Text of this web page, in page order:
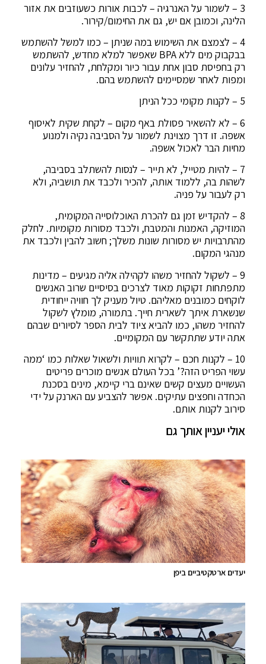
3 – לשמור על האנרגיה – לכבות אורות כשעוזבים את אזור
הלינה, וכמובן אם יש, גם את החימום/קירור.
4 – לצמצם את השימוש במה שניתן – כמו למשל להשתמש
בבקבוק מים ללא BPA שאפשר למלא מחדש, להשתמש
רק בחפיסת סבון אחת עבור כיור ומקלחת, להחזיר עלונים
ומפות לאחר שמסיימים להשתמש בהם.
5 – לקנות מקומי ככל הניתן
6 – לא להשאיר פסולת באף מקום – לקחת שקית לאיסוף
אשפה. זו דרך מצוינת לשמור על הסביבה נקיה ולמנוע
מחיות הבר לאכול אשפה.
7 – להיות מטייל, לא תייר – לנסות להשתלב בסביבה,
לשהות בה, ללמוד אותה, להכיר ולכבד את תושביה, ולא
רק לעבור על פניה.
8 – להקדיש זמן גם להכרת האוכלוסייה המקומית,
המוזיקה, האמנות והמטבח, ולכבד מסורות מקומיות. לחלק
מהתרבויות יש מסורות שונות משלך; חשוב להבין ולכבד את
מנהגי המקום.
9 – לשקול להחזיר משהו לקהילה אליה מגיעים – מדינות
מתפתחות זקוקות מאוד לצרכים בסיסיים שרוב האנשים
לוקחים כמובנים מאליהם. טיול מעניק לך חוויה ייחודית
שנשארת איתך לשארית חייך. בתמורה, מומלץ לשקול
להחזיר משהו, כמו להביא ציוד לבית הספר לסיורים שבהם
אתה יודע שתתקשר עם המקומיים.
10 – לקנות חכם – לקרוא תוויות ולשאול שאלות כמו ‘ממה
עשוי הפריט הזה?’ בכל העולם אנשים מוכרים פריטים
העשויים מעצים קשים שאינם ברי קיימא, מינים בסכנת
הכחדה וחפצים עתיקים. אפשר להצביע עם הארנק על ידי
סירוב לקנות אותם.
אולי יעניין אותך גם
יעדים ארטקטיביים ביפן